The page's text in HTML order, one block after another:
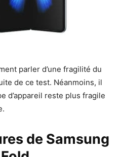
parler d’une fragilité du
de ce test. Néanmoins, il
d’appareil reste plus fragile
de Samsung